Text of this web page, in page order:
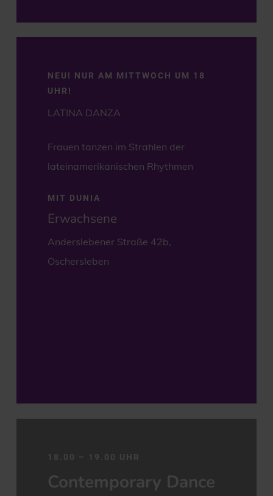
NEU! NUR AM MITTWOCH UM 18
UHR!
LATINA DANZA
Frauen tanzen im Strahlen der
lateinamerikanischen Rhythmen
MIT DUNIA
Erwachsene
Anderslebener Straße 42b,
Oschersleben
18.00 – 19.00 UHR
Contemporary Dance